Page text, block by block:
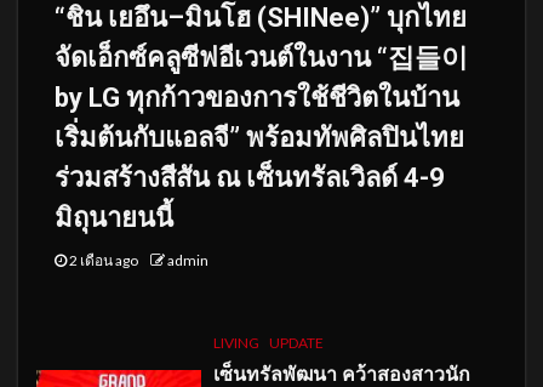
“ชิน เยอึน–มินโฮ (SHINee)” บุกไทย
จัดเอ็กซ์คลูซีฟอีเวนต์ในงาน “집들이
by LG ทุกก้าวของการใช้ชีวิตในบ้าน
เริ่มต้นกับแอลจี” พร้อมทัพศิลปินไทย
ร่วมสร้างสีสัน ณ เซ็นทรัลเวิลด์ 4-9
มิถุนายนนี้
2 เดือน ago admin
LIVING UPDATE
เซ็นทรัลพัฒนา คว้าสองสาวนัก